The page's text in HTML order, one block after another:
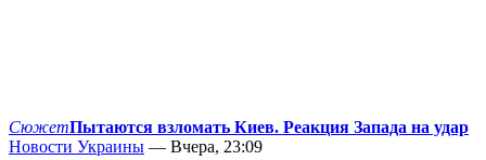
СюжетПытаются взломать Киев. Реакция Запада на удар
Новости Украины — Вчера, 23:09